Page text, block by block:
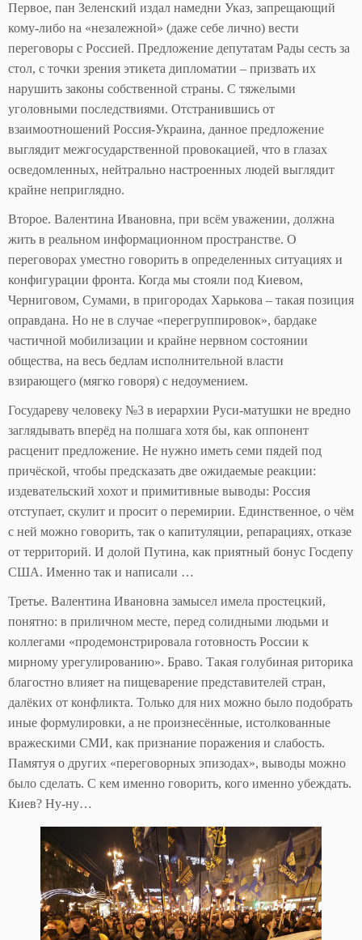
Первое, пан Зеленский издал намедни Указ, запрещающий
кому-либо на «незалежной» (даже себе лично) вести
переговоры с Россией. Предложение депутатам Рады сесть за
стол, с точки зрения этикета дипломатии – призвать их
нарушить законы собственной страны. С тяжелыми
уголовными последствиями. Отстранившись от
взаимоотношений Россия-Украина, данное предложение
выглядит межгосударственной провокацией, что в глазах
осведомленных, нейтрально настроенных людей выглядит
крайне неприглядно.
Второе. Валентина Ивановна, при всём уважении, должна
жить в реальном информационном пространстве. О
переговорах уместно говорить в определенных ситуациях и
конфигурации фронта. Когда мы стояли под Киевом,
Черниговом, Сумами, в пригородах Харькова – такая позиция
оправдана. Но не в случае «перегруппировок», бардаке
частичной мобилизации и крайне нервном состоянии
общества, на весь бедлам исполнительной власти
взирающего (мягко говоря) с недоумением.
Государеву человеку №3 в иерархии Руси-матушки не вредно
заглядывать вперёд на полшага хотя бы, как оппонент
расценит предложение. Не нужно иметь семи пядей под
причёской, чтобы предсказать две ожидаемые реакции:
издевательский хохот и примитивные выводы: Россия
отступает, скулит и просит о перемирии. Единственное, о чём
с ней можно говорить, так о капитуляции, репарациях, отказе
от территорий. И долой Путина, как приятный бонус Госдепу
США. Именно так и написали …
Третье. Валентина Ивановна замысел имела простецкий,
понятно: в приличном месте, перед солидными людьми и
коллегами «продемонстрировала готовность России к
мирному урегулированию». Браво. Такая голубиная риторика
благостно влияет на пищеварение представителей стран,
далёких от конфликта. Только для них можно было подобрать
иные формулировки, а не произнесённые, истолкованные
вражескими СМИ, как признание поражения и слабость.
Памятуя о других «переговорных эпизодах», выводы можно
было сделать. С кем именно говорить, кого именно убеждать.
Киев? Ну-ну…